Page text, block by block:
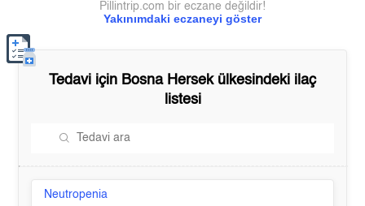
Yakınımdaki eczaneyi göster
Pillintrip.com bir eczane değildir!
Tedavi için Bosna Hersekülkesindeki ilaç
listesi
Neutropenia